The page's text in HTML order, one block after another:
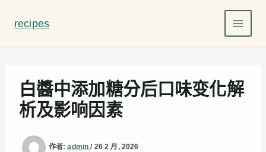
要
recipes
白醬中添加糖分后口味变化解
析及影响因素
作者:admin/ 26 2 月, 2026